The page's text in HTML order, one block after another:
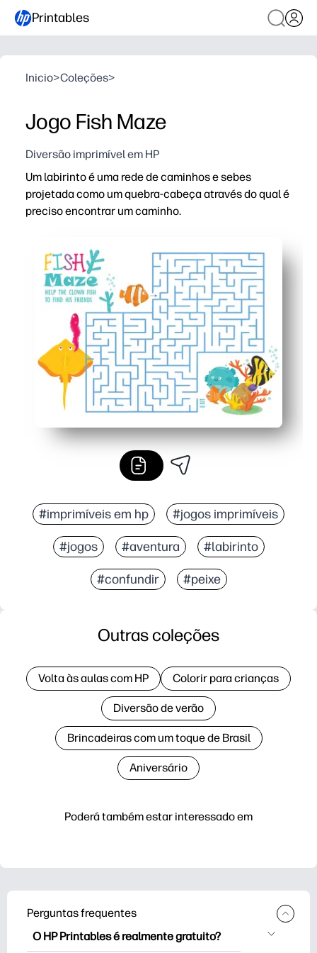
Printables
Inicio>Coleções>
Jogo Fish Maze
Diversão imprimível em HP
Um labirinto é uma rede de caminhos e sebes
projetada como um quebra-cabeça através do qual é
preciso encontrar um caminho.
#imprimíveis em hp #jogos imprimíveis
#jogos #aventura #labirinto
#confundir #peixe
Poderá também estar interessado em
Outras coleções
Volta às aulas com HP Colorir para crianças
Diversão de verão
Brincadeiras com um toque de Brasil
Aniversário
Perguntas frequentes
O HP Printables é realmente gratuito?